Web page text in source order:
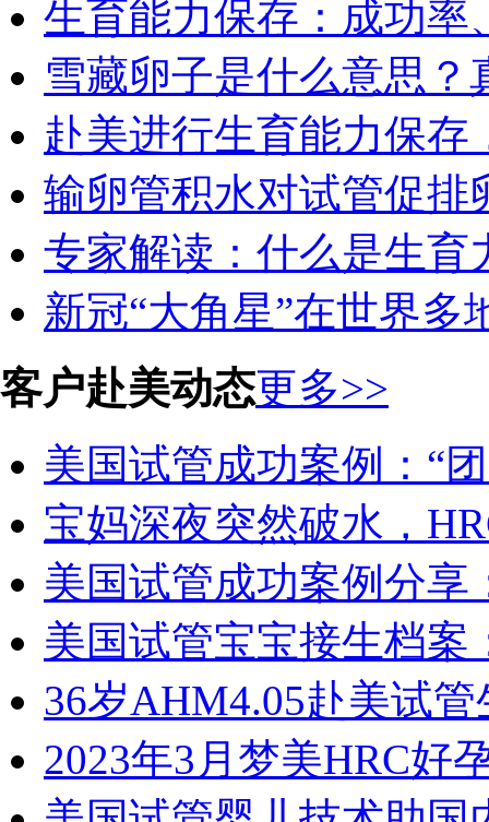
生育能力保存：成功率
雪藏卵子是什么意思
赴美进行生育能力保存
输卵管积水对试管促排
专家解读：什么是生育
新冠“大角星”在世界多
客户赴美动态更多>>
美国试管成功案例：“
宝妈深夜突然破水，
美国试管成功案例分享
美国试管宝宝接生档案
36岁AHM4.05赴美试
2023年3月梦美HRC好